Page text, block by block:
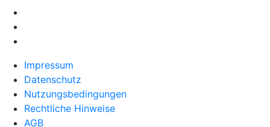
Impressum
Datenschutz
Nutzungsbedingungen
Rechtliche Hinweise
AGB